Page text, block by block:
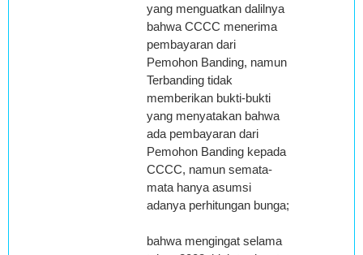
yang menguatkan dalilnya
bahwa CCCC menerima
pembayaran dari
Pemohon Banding, namun
Terbanding tidak
memberikan bukti-bukti
yang menyatakan bahwa
ada pembayaran dari
Pemohon Banding kepada
CCCC, namun semata-
mata hanya asumsi
adanya perhitungan bunga;
bahwa mengingat selama